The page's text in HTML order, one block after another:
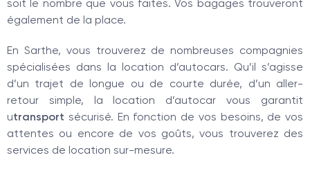
soit le nombre que vous faites. Vos bagages trouveront
également de la place.
En Sarthe, vous trouverez de nombreuses compagnies
spécialisées dans la location d’autocars. Qu’il s’agisse
d’un trajet de longue ou de courte durée, d’un aller-
retour simple, la location d’autocar vous garantit
utransport sécurisé. En fonction de vos besoins, de vos
attentes ou encore de vos goûts, vous trouverez des
services de location sur-mesure.